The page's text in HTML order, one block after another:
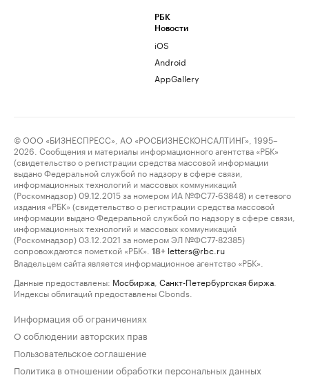
РБК
Новости
iOS
Android
AppGallery
© ООО «БИЗНЕСПРЕСС», АО «РОСБИЗНЕСКОНСАЛТИНГ», 1995–
2026. Сообщения и материалы информационного агентства «РБК»
(свидетельство о регистрации средства массовой информации
выдано Федеральной службой по надзору в сфере связи,
информационных технологий и массовых коммуникаций
(Роскомнадзор) 09.12.2015 за номером ИА №ФС77-63848) и сетевого
издания «РБК» (свидетельство о регистрации средства массовой
информации выдано Федеральной службой по надзору в сфере связи,
информационных технологий и массовых коммуникаций
(Роскомнадзор) 03.12.2021 за номером ЭЛ №ФС77-82385)
сопровождаются пометкой «РБК».
18+ letters@rbc.ru
Владельцем сайта является информационное агентство «РБК».
Данные предоставлены: Мосбиржа Санкт-Петербургская биржа
Индексы облигаций предоставлены Cbonds.
Информация об ограничениях
О соблюдении авторских прав
Пользовательское соглашение
Политика в отношении обработки персональных данных